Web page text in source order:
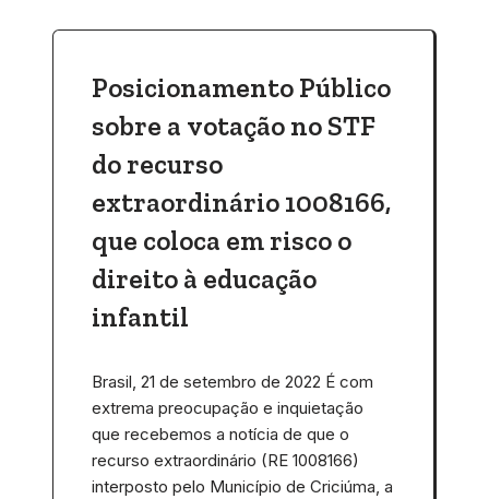
Posicionamento Público
sobre a votação no STF
do recurso
extraordinário 1008166,
que coloca em risco o
direito à educação
infantil
Brasil, 21 de setembro de 2022 É com
extrema preocupação e inquietação
que recebemos a notícia de que o
recurso extraordinário (RE 1008166)
interposto pelo Município de Criciúma, a